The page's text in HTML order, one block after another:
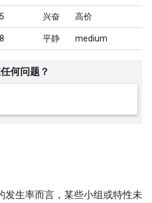
兴奋 高价
平静 medium
何问题？
发生率而言，某些小组或特性未